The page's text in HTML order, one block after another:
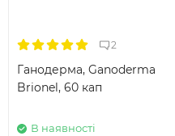
2
Ганодерма, Ganoderma
Brionel, 60 кап
В наявності